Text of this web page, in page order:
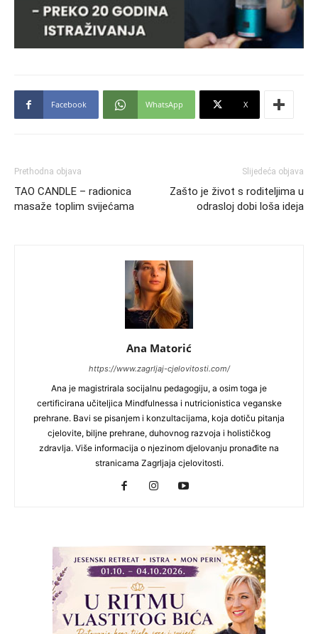
Facebook WhatsApp X
Prethodna objava
TAO CANDLE – radionica
masaže toplim svijećama
Slijedeća objava
Zašto je život s roditeljima u
odrasloj dobi loša ideja
Ana Matorić
https://www.zagrljaj-cjelovitosti.com/
Ana je magistrirala socijalnu pedagogiju, a osim toga je
certificirana učiteljica Mindfulnessa i nutricionistica veganske
prehrane. Bavi se pisanjem i konzultacijama, koja dotiču pitanja
cjelovite, biljne prehrane, duhovnog razvoja i holističkog
zdravlja. Više informacija o njezinom djelovanju pronađite na
stranicama Zagrljaja cjelovitosti.